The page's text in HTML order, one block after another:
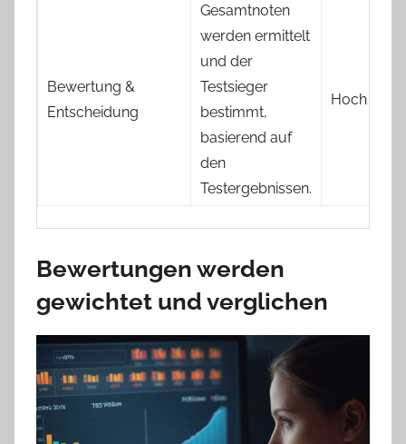
Bewertung &
Entscheidung
Gesamtnoten
werden ermittelt
und der
Testsieger
bestimmt,
basierend auf
den
Testergebnissen.
Hoch
Bewertungen werden
gewichtet und verglichen